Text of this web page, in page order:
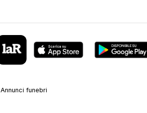
Annunci funebri